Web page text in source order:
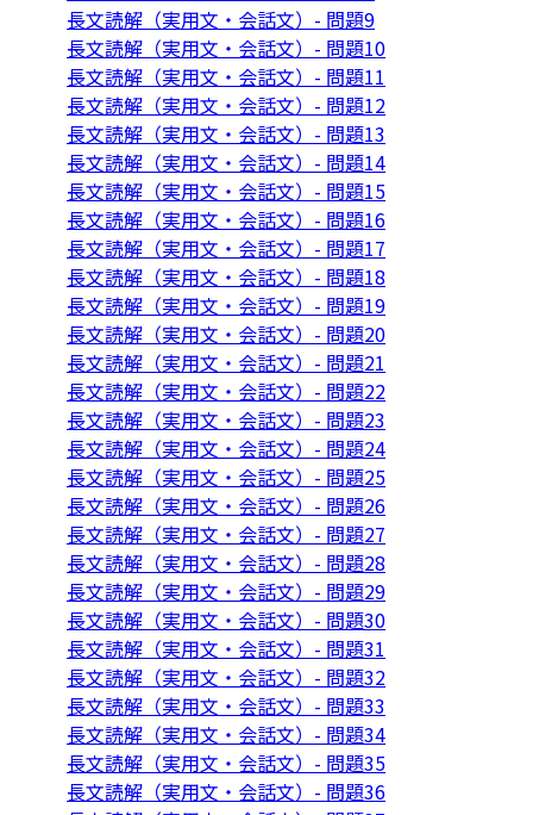
長文読解（実用文・会話文）- 問題9
長文読解（実用文・会話文）- 問題10
長文読解（実用文・会話文）- 問題11
長文読解（実用文・会話文）- 問題12
長文読解（実用文・会話文）- 問題13
長文読解（実用文・会話文）- 問題14
長文読解（実用文・会話文）- 問題15
長文読解（実用文・会話文）- 問題16
長文読解（実用文・会話文）- 問題17
長文読解（実用文・会話文）- 問題18
長文読解（実用文・会話文）- 問題19
長文読解（実用文・会話文）- 問題20
長文読解（実用文・会話文）- 問題21
長文読解（実用文・会話文）- 問題22
長文読解（実用文・会話文）- 問題23
長文読解（実用文・会話文）- 問題24
長文読解（実用文・会話文）- 問題25
長文読解（実用文・会話文）- 問題26
長文読解（実用文・会話文）- 問題27
長文読解（実用文・会話文）- 問題28
長文読解（実用文・会話文）- 問題29
長文読解（実用文・会話文）- 問題30
長文読解（実用文・会話文）- 問題31
長文読解（実用文・会話文）- 問題32
長文読解（実用文・会話文）- 問題33
長文読解（実用文・会話文）- 問題34
長文読解（実用文・会話文）- 問題35
長文読解（実用文・会話文）- 問題36